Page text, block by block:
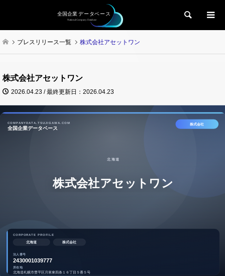
検索
プレスリリース一覧 株式会社アセットワン
株式会社アセットワン
2026.04.23 / 最終更新日：2026.04.23